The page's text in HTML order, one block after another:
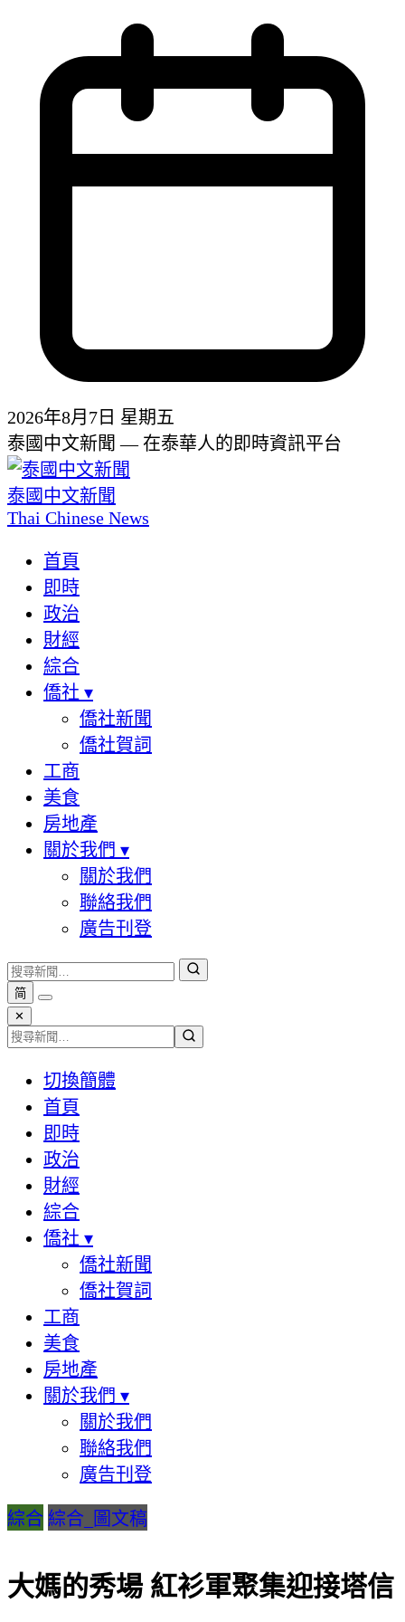
2026年8月7日 星期五
泰國中文新聞 — 在泰華人的即時資訊平台
泰國中文新聞
Thai Chinese News
首頁
即時
政治
財經
綜合
僑社 ▾
僑社新聞
僑社賀詞
工商
美食
房地產
關於我們 ▾
關於我們
聯絡我們
廣告刊登
简
✕
切換簡體
首頁
即時
政治
財經
綜合
僑社 ▾
僑社新聞
僑社賀詞
工商
美食
房地產
關於我們 ▾
關於我們
聯絡我們
廣告刊登
綜合 綜合_圖文稿
大媽的秀場 紅衫軍聚集迎接塔信